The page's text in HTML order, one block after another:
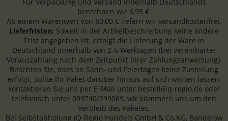
Für Verpackung und Versand innerhalb Deutschlands
berechnen wir 6,95 €.
Ab einem Warenwert von 80,00 € liefern wir versandkostenfrei.
Lieferfristen: Soweit in der Artikelbeschreibung keine andere
Frist angegeben ist, erfolgt die Lieferung der Ware in
Deutschland innerhalb von 2-6 Werktagen (bei vereinbarter
Vorauszahlung nach dem Zeitpunkt Ihrer Zahlungsanweisung).
Beachten Sie, dass an Sonn- und Feiertagen keine Zustellung
erfolgt. Sollte Ihr Paket darüber hinaus auf sich warten lassen,
kontaktieren Sie uns per E-Mail unter bestell@q-regio.de oder
telefonisch unter 039740/299069, wir kümmern uns um den
Verbleib des Paketes.
Bei Selbstabholung (Q-Regio Handels GmbH & Co.KG, Bandelow